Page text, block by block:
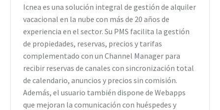
Icnea es una solución integral de gestión de alquiler
vacacional en la nube con más de 20 años de
experiencia en el sector. Su PMS facilita la gestión
de propiedades, reservas, precios y tarifas
complementado con un Channel Manager para
recibir reservas de canales con sincronización total
de calendario, anuncios y precios sin comisión.
Además, el usuario también dispone de Webapps
que mejoran la comunicación con huéspedes y